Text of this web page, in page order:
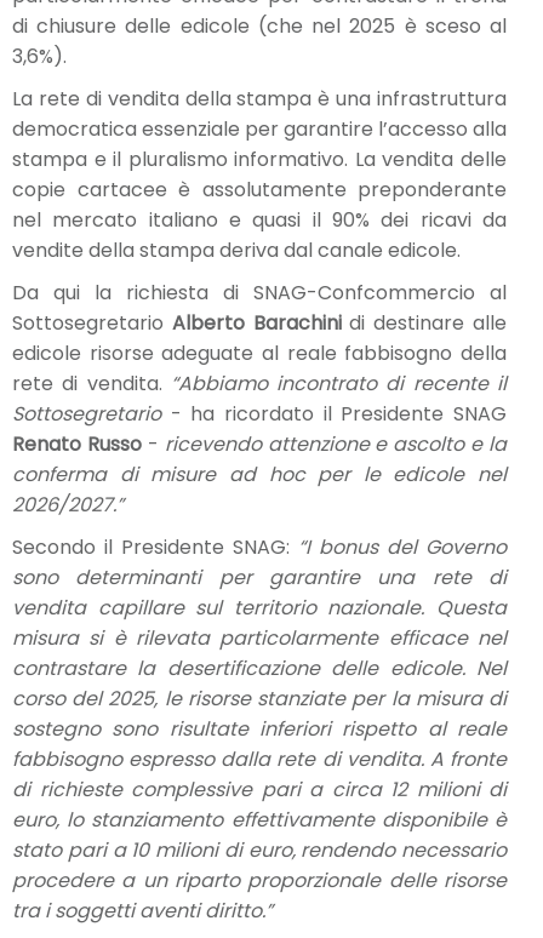
di chiusure delle edicole (che nel 2025 è sceso al
3,6%).
La rete di vendita della stampa è una infrastruttura
democratica essenziale per garantire l’accesso alla
stampa e il pluralismo informativo. La vendita delle
copie cartacee è assolutamente preponderante
nel mercato italiano e quasi il 90% dei ricavi da
vendite della stampa deriva dal canale edicole.
Da qui la richiesta di SNAG-Confcommercio al
Sottosegretario Alberto Barachinidi destinare alle
edicole risorse adeguate al reale fabbisogno della
rete di vendita. “Abbiamo incontrato di recente il
Sottosegretario - ha ricordato il Presidente SNAG
Renato Russo- ricevendo attenzione e ascolto e la
conferma di misure ad hoc per le edicole nel
2026/2027.”
Secondo il Presidente SNAG: “I bonus del Governo
sono determinanti per garantire una rete di
vendita capillare sul territorio nazionale. Questa
misura si è rilevata particolarmente efficace nel
contrastare la desertificazione delle edicole. Nel
corso del 2025, le risorse stanziate per la misura di
sostegno sono risultate inferiori rispetto al reale
fabbisogno espresso dalla rete di vendita. A fronte
di richieste complessive pari a circa 12 milioni di
euro, lo stanziamento effettivamente disponibile è
stato pari a 10 milioni di euro, rendendo necessario
procedere a un riparto proporzionale delle risorse
tra i soggetti aventi diritto.”